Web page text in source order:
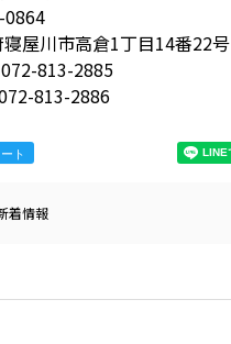
0864
屋川市高倉1丁目14番22
813-2885
813-2886
ト
着情報